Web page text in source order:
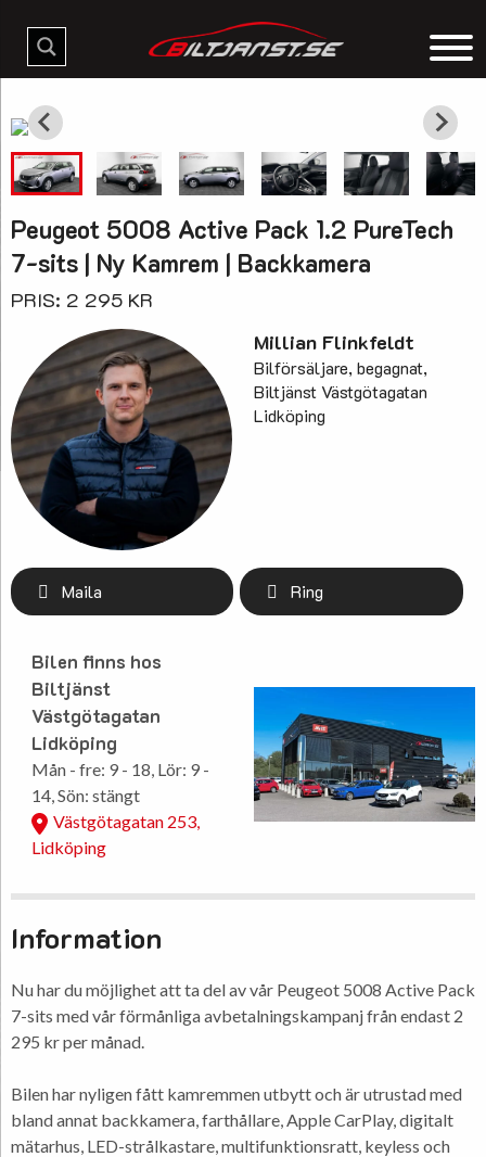
Peugeot 5008 Active Pack 1.2 PureTech
7-sits | Ny Kamrem | Backkamera
PRIS: 2 295 KR
Millian Flinkfeldt
Bilförsäljare, begagnat,
Biltjänst Västgötagatan
Lidköping
Maila Ring
Bilen finns hos
Biltjänst
Västgötagatan
Lidköping
Mån - fre: 9 - 18, Lör: 9 -
14, Sön: stängt
Västgötagatan 253,
Lidköping
Information
Nu har du möjlighet att ta del av vår Peugeot 5008 Active Pack
7-sits med vår förmånliga avbetalningskampanj från endast 2
295 kr per månad.
Bilen har nyligen fått kamremmen utbytt och är utrustad med
bland annat backkamera, farthållare, Apple CarPlay, digitalt
mätarhus, LED-strålkastare, multifunktionsratt, keyless och